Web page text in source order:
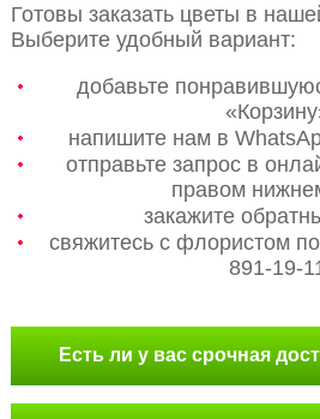
Готовы заказать цветы в
Выберите удобный вариант:
добавьте
напишите нам в
отправьте запрос в
правом
закажите
свяжитесь с флористом
891-19-
Есть ли у вас срочная